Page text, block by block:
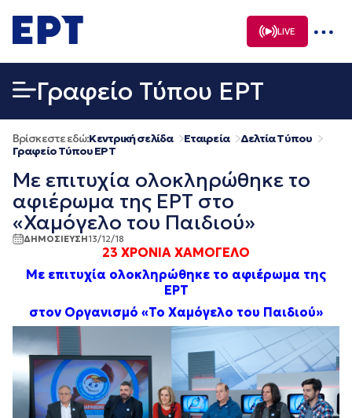
σε
περιεχόμενο
LIVE
Γραφείο Τύπου ΕΡΤ
Βρίσκεστε εδώ:Κεντρική σελίδα Εταιρεία
Δελτία Τύπου
Γραφείο Τύπου ΕΡΤ
Με επιτυχία ολοκληρώθηκε το
αφιέρωμα της ΕΡΤ στο
«Χαμόγελο του Παιδιού»
ΔΗΜΟΣΙΕΥΣΗ13/12/18
23 ΧΡΟΝΙΑ ΧΑΜΟΓΕΛΟ
Με επιτυχία ολοκληρώθηκε το αφιέρωμα της
ΕΡΤ
στον Οργανισμό «Το Χαμόγελο του Παιδιού»